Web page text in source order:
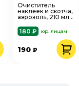
Очиститель
наклеек и скотча,
аэрозоль, 210 мл
180 ₽
юр. лицам
190 ₽